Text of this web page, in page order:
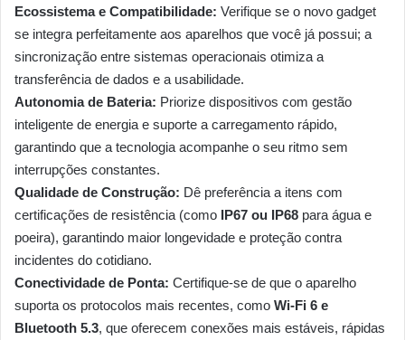
Ecossistema e Compatibilidade: Verifique se o novo gadget
se integra perfeitamente aos aparelhos que você já possui; a
sincronização entre sistemas operacionais otimiza a
transferência de dados e a usabilidade.
Autonomia de Bateria: Priorize dispositivos com gestão
inteligente de energia e suporte a carregamento rápido,
garantindo que a tecnologia acompanhe o seu ritmo sem
interrupções constantes.
Qualidade de Construção: Dê preferência a itens com
certificações de resistência (como IP67 ou IP68 para água e
poeira), garantindo maior longevidade e proteção contra
incidentes do cotidiano.
Conectividade de Ponta: Certifique-se de que o aparelho
suporta os protocolos mais recentes, como Wi-Fi 6 e
Bluetooth 5.3, que oferecem conexões mais estáveis, rápidas